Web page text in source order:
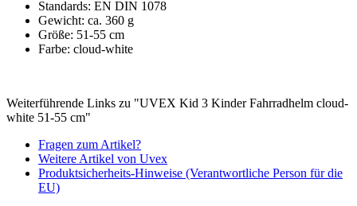
Standards: EN DIN 1078
Gewicht: ca. 360 g
Größe: 51-55 cm
Farbe: cloud-white
Weiterführende Links zu "UVEX Kid 3 Kinder Fahrradhelm cloud-
white 51-55 cm"
Fragen zum Artikel?
Weitere Artikel von Uvex
Produktsicherheits-Hinweise (Verantwortliche Person für die
EU)